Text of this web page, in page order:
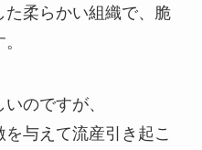
た柔らかい組織で、脆
のですが、
与えて流産引き起こ